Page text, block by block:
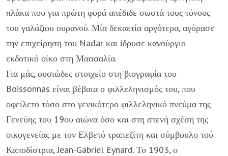
πλάκα που για πρώτη φορά απέδιδε σωστά τους τόνους
του γαλάζιου ουρανού. Μία δεκαετία αργότερα, αγόρασε
την επιχείρηση του Nadar και ίδρυσε κανούργιο
εκδοτικό οίκο στη Μασσαλία.
Για μάς, ουσιώδες στοιχείο στη βιογραφία του
Boissonnas είναι βέβαια ο φιλλεληνισμός του, που
οφείλετο τόσο στο γενικότερο φιλλεληνικό πνεύμα της
Γενεύης του 19ου αιώνα όσο και στη στενή σχέση της
οικογενείας με τον Ελβετό τραπεζίτη και σύμβουλο τού
Καποδίστρια, Jean-Gabriel Eynard. Το 1903, ο